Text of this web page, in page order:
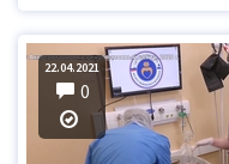
22.04.2021
0